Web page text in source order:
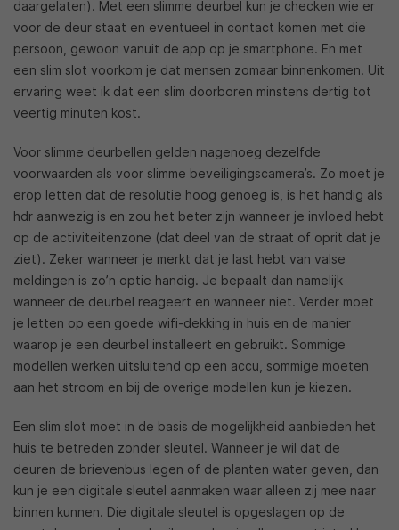
daargelaten). Met een slimme deurbel kun je checken wie er
voor de deur staat en eventueel in contact komen met die
persoon, gewoon vanuit de app op je smartphone. En met
een slim slot voorkom je dat mensen zomaar binnenkomen. Uit
ervaring weet ik dat een slim doorboren minstens dertig tot
veertig minuten kost.
Voor slimme deurbellen gelden nagenoeg dezelfde
voorwaarden als voor slimme beveiligingscamera’s. Zo moet je
erop letten dat de resolutie hoog genoeg is, is het handig als
hdr aanwezig is en zou het beter zijn wanneer je invloed hebt
op de activiteitenzone (dat deel van de straat of oprit dat je
ziet). Zeker wanneer je merkt dat je last hebt van valse
meldingen is zo’n optie handig. Je bepaalt dan namelijk
wanneer de deurbel reageert en wanneer niet. Verder moet
je letten op een goede wifi-dekking in huis en de manier
waarop je een deurbel installeert en gebruikt. Sommige
modellen werken uitsluitend op een accu, sommige moeten
aan het stroom en bij de overige modellen kun je kiezen.
Een slim slot moet in de basis de mogelijkheid aanbieden het
huis te betreden zonder sleutel. Wanneer je wil dat de
deuren de brievenbus legen of de planten water geven, dan
kun je een digitale sleutel aanmaken waar alleen zij mee naar
binnen kunnen. Die digitale sleutel is opgeslagen op de